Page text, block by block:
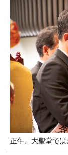
正午、大聖堂で